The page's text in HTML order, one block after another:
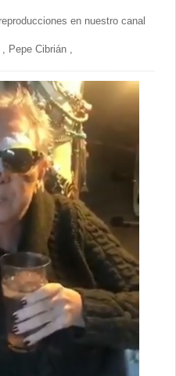
en nuestro canal
Pepe Cibrián